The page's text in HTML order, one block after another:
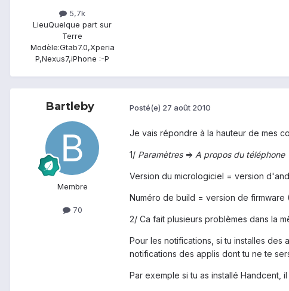
5,7k
LieuQuelque part sur
Terre
Modèle:Gtab7.0,Xperia
P,Nexus7,iPhone :-P
Bartleby
Membre
70
Posté(e) 27 août 2010
Je vais répondre à la hauteur de mes
1/ Paramètres=> A propos du téléphone
Version du micrologiciel = version
Numéro de build = version de firmware
2/ Ca fait plusieurs problèmes dans la
Pour les notifications, si tu installes
notifications des applis dont tu ne te
Par exemple si tu as installé Handcent,